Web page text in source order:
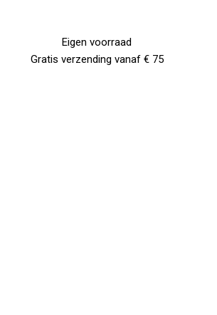
Eigen voorraad
Gratis verzending vanaf € 75